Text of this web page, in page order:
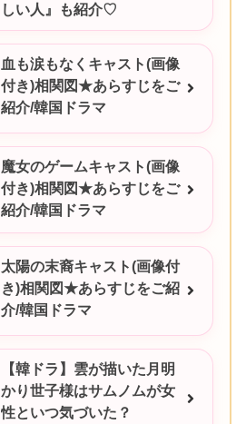
しい人』も紹介♡
血も涙もなくキャスト(画像
付き)相関図★あらすじをご
紹介/韓国ドラマ
魔女のゲームキャスト(画像
付き)相関図★あらすじをご
紹介/韓国ドラマ
太陽の末裔キャスト(画像付
き)相関図★あらすじをご紹
介/韓国ドラマ
【韓ドラ】雲が描いた月明
かり世子様はサムノムが女
性といつ気づいた？